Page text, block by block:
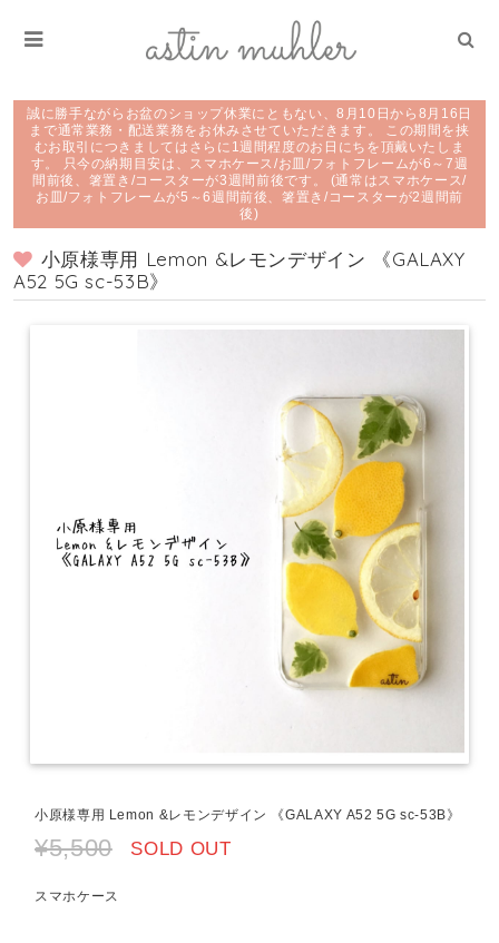
誠に勝手ながらお盆のショップ休業にともない、8月10日から8月16日
まで通常業務・配送業務をお休みさせていただきます。 この期間を挟
むお取引につきましてはさらに1週間程度のお日にちを頂戴いたしま
す。 只今の納期目安は、スマホケース/お皿/フォトフレームが6～7週
間前後、箸置き/コースターが3週間前後です。 (通常はスマホケース/
お皿/フォトフレームが5～6週間前後、箸置き/コースターが2週間前
後)
小原様専用 Lemon &レモンデザイン 《GALAXY
A52 5G sc-53B》
小原様専用 Lemon &レモンデザイン 《GALAXY A52 5G sc-53B》
¥5,500 SOLD OUT
スマホケース